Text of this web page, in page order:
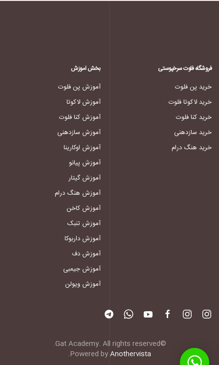
فروشگاه فلوت سرخپوستی
خرید پن فلوت
خرید لاکوتا فلوت
خرید کنا فلوت
خرید سازدهنی
خرید هنگ درام
بخش آموزش
آموزش پن فلوت
آموزش لاکوتا
آموزش کنا فلوت
آموزش سازدهنی
آموزش اوکارینا
آموزش پیانو
آموزش گیتار
آموزش هنگ درام
آموزش کاخن
آموزش تنبک
آموزش داربوکا
آموزش دف
آموزش جیمبی
آموزش ویولن
©Gat Academy. All rights reserved.
Powered byAnothervista
.